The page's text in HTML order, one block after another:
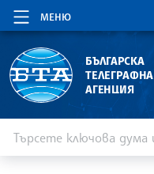
МЕНЮ
БЪЛГАРСКА
ТЕЛЕГРАФНА
АГЕНЦИЯ